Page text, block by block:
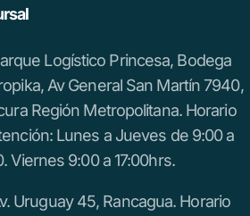
Logístico Princesa, Bodega
Av General San Martín 7940,
Región Metropolitana. Horario
Lunes a Jueves de 9:00 a
Viernes 9:00 a 17:00hrs.
Uruguay 45, Rancagua. Horario